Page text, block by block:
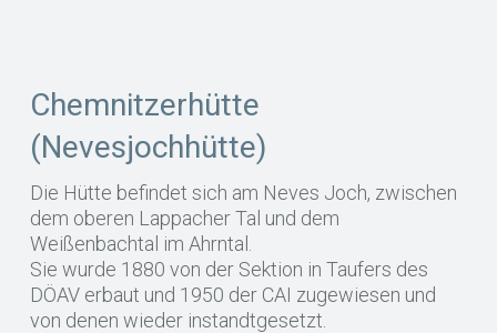
Chemnitzerhütte
(Nevesjochhütte)
Die Hütte befindet sich am Neves Joch, zwischen
dem oberen Lappacher Tal und dem
Weißenbachtal im Ahrntal.
Sie wurde 1880 von der Sektion in Taufers des
DÖAV erbaut und 1950 der CAI zugewiesen und
von denen wieder instandtgesetzt.